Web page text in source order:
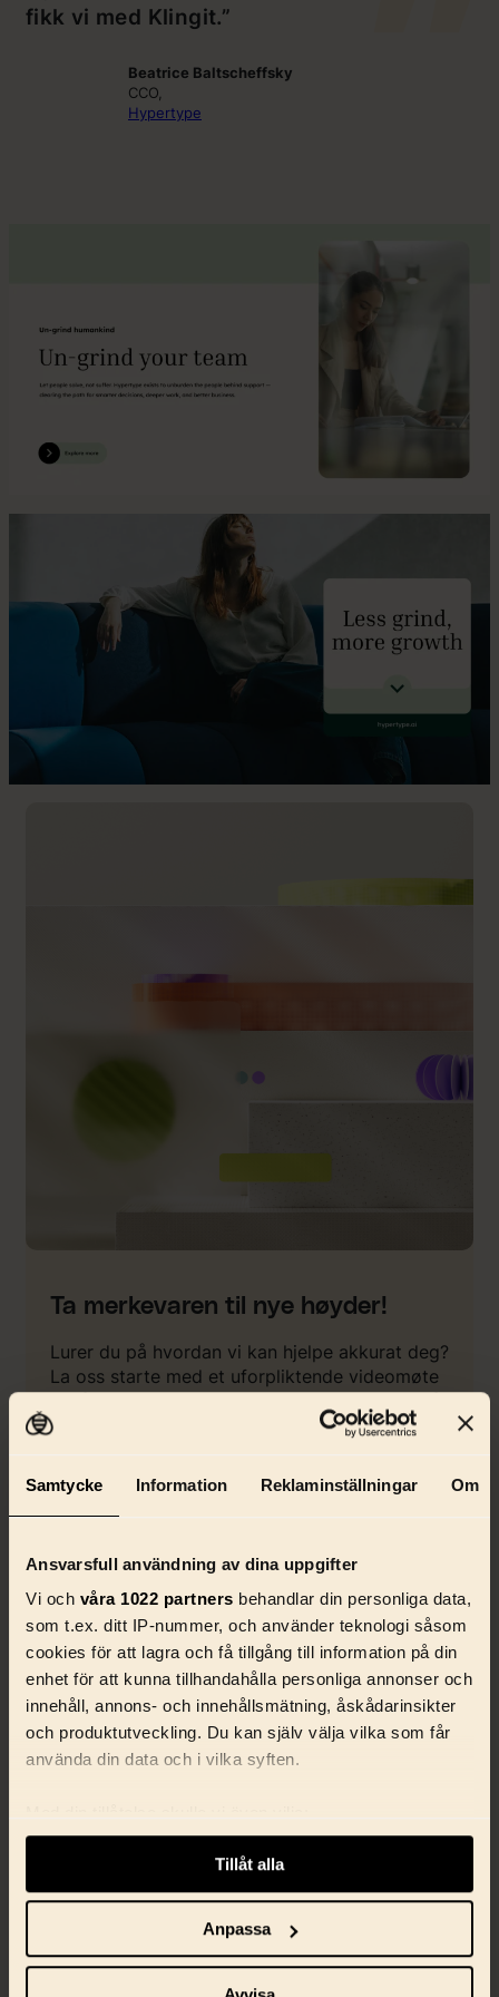
Samtycke Information Reklaminställningar Om
Ansvarsfull användning av dina uppgifter
Vi och våra 1022 partners behandlar din personliga data,
som t.ex. ditt IP-nummer, och använder teknologi såsom
cookies för att lagra och få tillgång till information på din
enhet för att kunna tillhandahålla personliga annonser och
innehåll, annons- och innehållsmätning, åskådarinsikter
och produktutveckling. Du kan själv välja vilka som får
använda din data och i vilka syften.
som kan ha en noggrannhet på upp till flera meter
Identifiera din enhet genom att aktivt skanna den
för specifika kännetecken (fingeravtryck)
Ta reda på mer om hur dina personliga uppgifter
Tillåt alla
Anpassa
fikk vi med Klingit.”
Beatrice Baltscheffsky
CCO,
Hypertype
Ta merkevaren til nye høyder!
Lurer du på hvordan vi kan hjelpe akkurat deg?
La oss starte med et uforpliktende videomøte
nå dine mål raskere og mer kostnadseffektivt.
Book møte
6